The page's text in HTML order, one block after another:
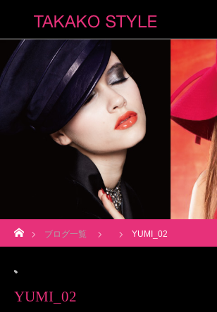
ブログ一覧 YUMI_02
YUMI_02